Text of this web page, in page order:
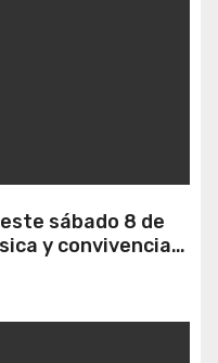
sábado 8 de
y convivencia